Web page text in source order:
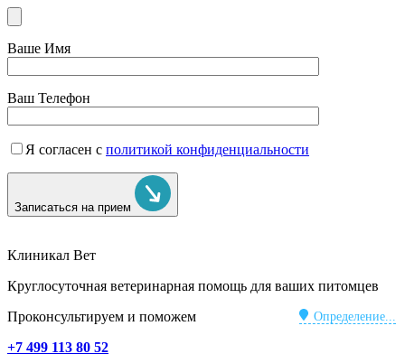
Ваше Имя
Ваш Телефон
Я согласен с политикой конфиденциальности
Записаться на прием
Клиникал Вет
Круглосуточная ветеринарная помощь для ваших питомцев
Определение...
Проконсультируем и поможем
+7 499 113 80 52